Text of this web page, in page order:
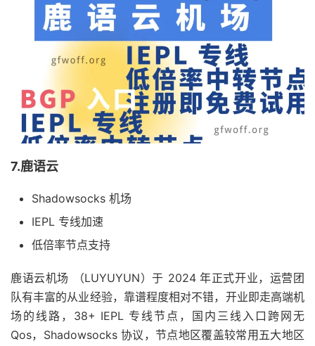
7.鹿语云
Shadowsocks 机场
IEPL 专线加速
低倍率节点支持
鹿语云机场 （LUYUYUN）于 2024 年正式开业，运营团
队有丰富的从业经验，靠谱程度相对不错，开业即走高端机
场的线路，38+ IEPL 专线节点，国内三线入口跨网无
Qos，Shadowsocks 协议，节点地区覆盖较常用五大地区